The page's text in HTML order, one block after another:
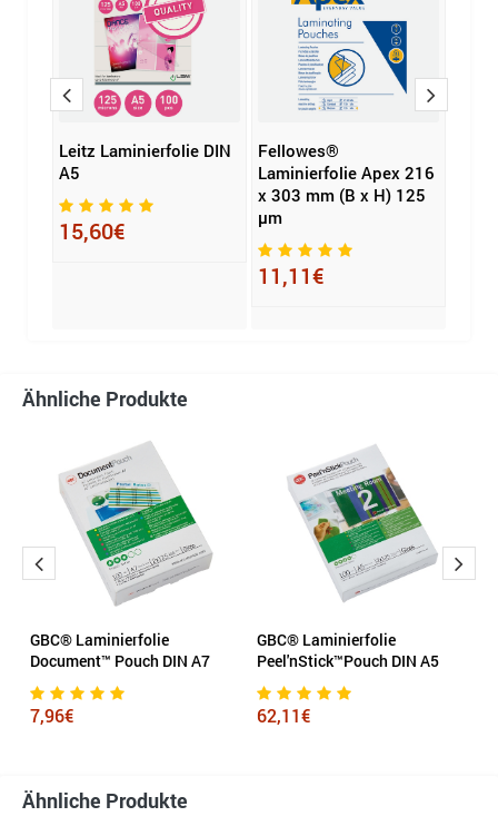
Leitz Laminierfolie DIN
A5
15,60€
Fellowes®
Laminierfolie Apex 216
x 303 mm (B x H) 125
µm
11,11€
Ähnliche Produkte
GBC® Laminierfolie
Document™ Pouch DIN A7
7,96€
GBC® Laminierfolie
Peel'nStick™Pouch DIN A5
62,11€
Ähnliche Produkte